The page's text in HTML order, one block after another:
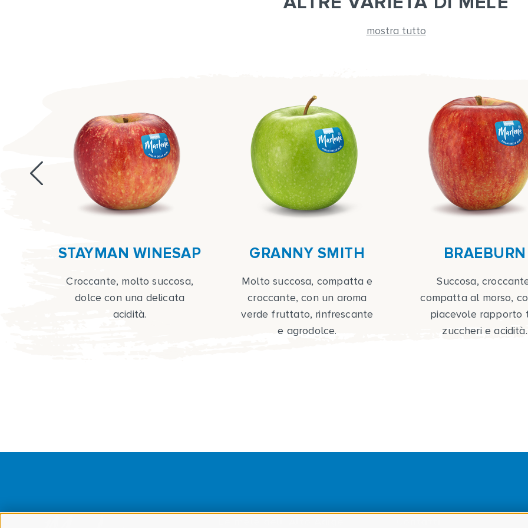
mostra tutto
STAYMAN WINESAP
Croccante, molto succosa,
dolce con una delicata
acidità.
GRANNY SMITH
Molto succosa, compatta e
croccante, con un aroma
verde fruttato, rinfrescante
e agrodolce.
BRAEBURN
Succosa,
compatta al morso,
piacevole rapporto
zuccheri e acidità.